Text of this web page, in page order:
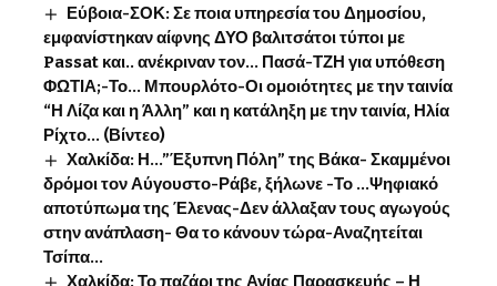
Εύβοια-ΣΟΚ: Σε ποια υπηρεσία του Δημοσίου,
εμφανίστηκαν αίφνης ΔΥΟ βαλιτσάτοι τύποι με
Passat και.. ανέκριναν τον… Πασά-ΤΖΗ για υπόθεση
ΦΩΤΙΑ;-Το… Μπουρλότο-Οι ομοιότητες με την ταινία
“Η Λίζα και η Άλλη” και η κατάληξη με την ταινία, Ηλία
Ρίχτο… (Βίντεο)
Χαλκίδα: Η…”Έξυπνη Πόλη” της Βάκα- Σκαμμένοι
δρόμοι τον Αύγουστο-Ράβε, ξήλωνε -Το …Ψηφιακό
αποτύπωμα της Έλενας-Δεν άλλαξαν τους αγωγούς
στην ανάπλαση- Θα το κάνουν τώρα-Αναζητείται
Τσίπα…
Χαλκίδα: Το παζάρι της Αγίας Παρασκευής – Η